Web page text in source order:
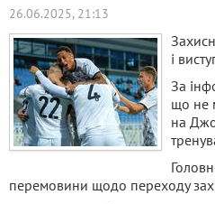
26.06.2025, 21:13
і
За
що не
на
перемовини щодо переходу